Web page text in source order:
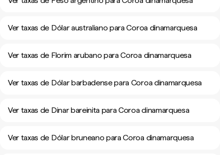
Ver taxas de Dólar australiano para Coroa dinamarquesa
Ver taxas de Florim arubano para Coroa dinamarquesa
Ver taxas de Dólar barbadense para Coroa dinamarquesa
Ver taxas de Dinar bareinita para Coroa dinamarquesa
Ver taxas de Dólar bruneano para Coroa dinamarquesa